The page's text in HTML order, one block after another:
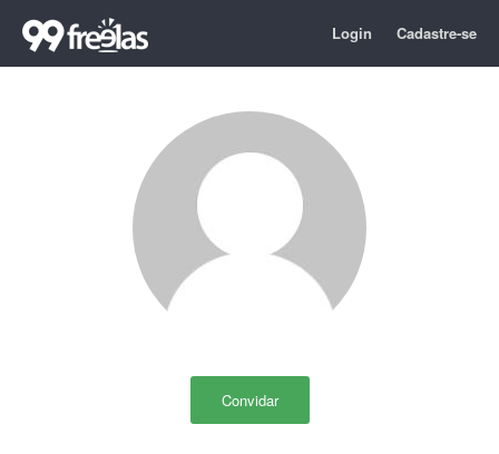
Login Cadastre-se
Convidar